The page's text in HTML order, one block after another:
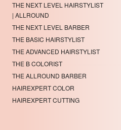
THE NEXT LEVEL HAIRSTYLIST
| ALLROUND
THE NEXT LEVEL BARBER
THE BASIC HAIRSTYLIST
THE ADVANCED HAIRSTYLIST
THE B COLORIST
THE ALLROUND BARBER
HAIREXPERT COLOR
HAIREXPERT CUTTING